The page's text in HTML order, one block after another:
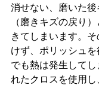
消せない、磨いた
（磨きキズの戻り
きてしまいます。
けず、ポリッシュ
でも熱は発生して
れたクロスを使用